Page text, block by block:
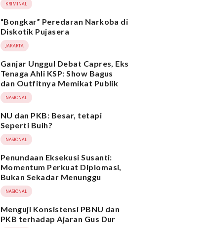
KRIMINAL
“Bongkar” Peredaran Narkoba di
Diskotik Pujasera
JAKARTA
Ganjar Unggul Debat Capres, Eks
Tenaga Ahli KSP: Show Bagus
dan Outfitnya Memikat Publik
NASIONAL
NU dan PKB: Besar, tetapi
Seperti Buih?
NASIONAL
Penundaan Eksekusi Susanti:
Momentum Perkuat Diplomasi,
Bukan Sekadar Menunggu
NASIONAL
Menguji Konsistensi PBNU dan
PKB terhadap Ajaran Gus Dur